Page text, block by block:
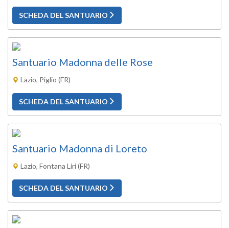
SCHEDA DEL SANTUARIO
Santuario Madonna delle Rose
Lazio, Piglio (FR)
SCHEDA DEL SANTUARIO
Santuario Madonna di Loreto
Lazio, Fontana Liri (FR)
SCHEDA DEL SANTUARIO